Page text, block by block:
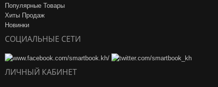
Популярные Товары
Хиты Продаж
Новинки
СОЦИАЛЬНЫЕ СЕТИ
ЛИЧНЫЙ КАБИНЕТ